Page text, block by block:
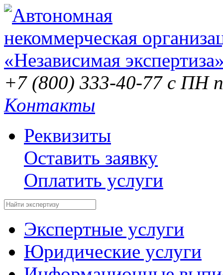
+7 (800) 333-40-77 с ПН
Контакты
Реквизиты
Оставить заявку
Оплатить услуги
Экспертные услуги
Юридические услуги